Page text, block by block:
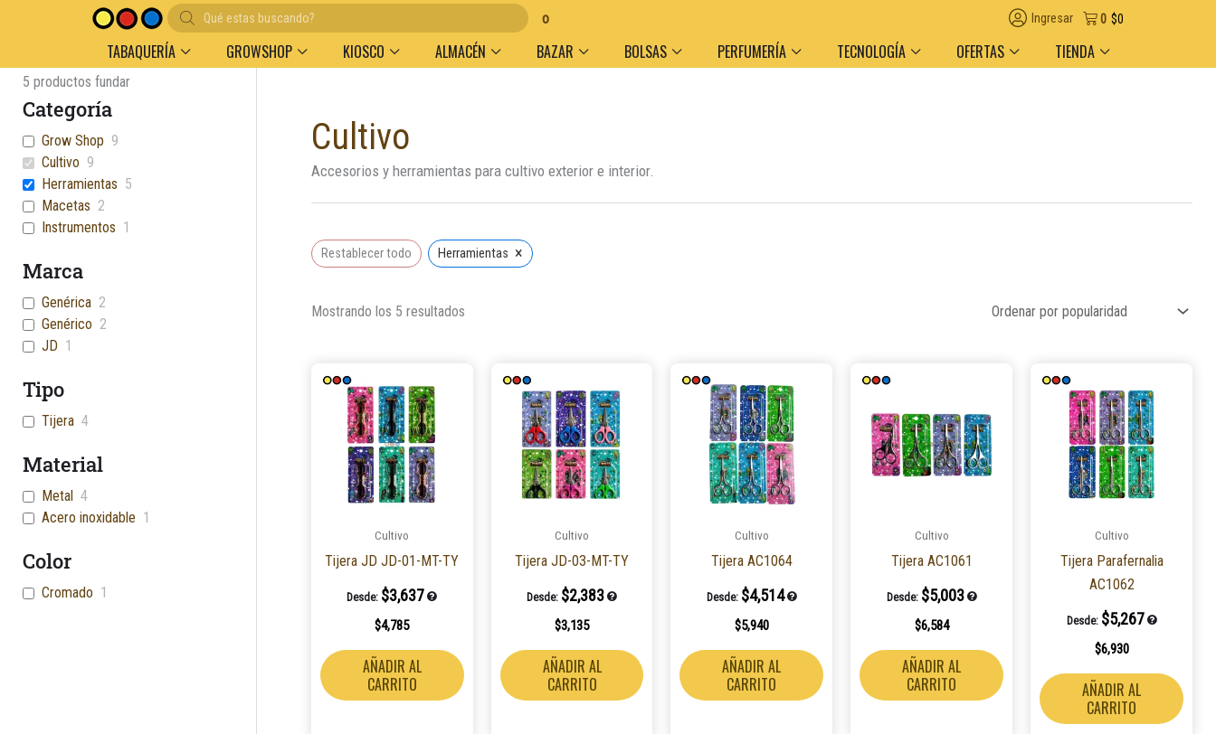
Búsqueda
de
productos
Entregas en el día en AMBA Descuento por volumen y medio de pago $0
0
Ingresar
TABAQUERÍA GROWSHOP KIOSCO ALMACÉN BAZAR BOLSAS PERFUMERÍA TECNOLOGÍA OFERTAS TIENDA
5 productos fundar
Categoría
Grow Shop 9
Cultivo 9
Herramientas 5
Macetas 2
Instrumentos 1
Marca
Genérica 2
Genérico 2
JD 1
Tipo
Tijera 4
Material
Metal 4
Acero inoxidable 1
Color
Cromado 1
Cultivo
Accesorios y herramientas para cultivo exterior e interior.
Restablecer todo Herramientas ×
Mostrando los 5 resultados
Cultivo
Tijera JD JD-01-MT-TY
Desde: $3,637
$4,785
AÑADIR AL
CARRITO
Cultivo
Tijera JD-03-MT-TY
Desde: $2,383
$3,135
AÑADIR AL
CARRITO
Cultivo
Tijera AC1064
Desde: $4,514
$5,940
AÑADIR AL
CARRITO
Cultivo
Tijera AC1061
Desde: $5,003
$6,584
AÑADIR AL
CARRITO
Cultivo
Tijera Parafernalia
AC1062
Desde: $5,267
$6,930
AÑADIR AL
CARRITO